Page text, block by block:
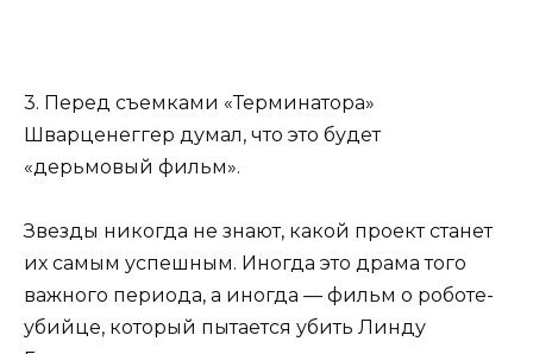
3. Перед съемками «Терминатора»
Шварценеггер думал, что это будет
«дерьмовый фильм».
Звезды никогда не знают, какой проект станет
их самым успешным. Иногда это драма того
важного периода, а иногда — фильм о роботе-
убийце, который пытается убить Линду